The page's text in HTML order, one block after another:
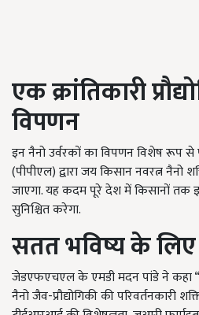
एक क्रांतिकारी
विपणन
इन नैनो उर्वरकों का विपणन विशेष रूप से
(पीपीएल) द्वारा जय किसान नवरत्न नैनो
जाएगा. यह कदम पूरे देश में किसानों
सुनिश्चित करेगा.
सतत भविष्य के
जेडएफएचएल के एमडी मदन पांडे ने कहा
नैनो जैव-प्रौद्योगिकी की परिवर्तनकारी